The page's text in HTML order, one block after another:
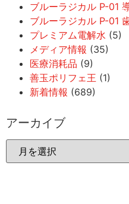
ブルーラジカル P-01
ブルーラジカル P-01
プレミアム電解水 (5)
メディア情報 (35)
医療消耗品 (9)
善玉ポリフェ王 (1)
新着情報 (689)
アーカイブ